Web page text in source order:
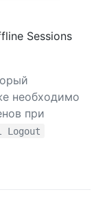
Sessions
необходимо
при
Logout